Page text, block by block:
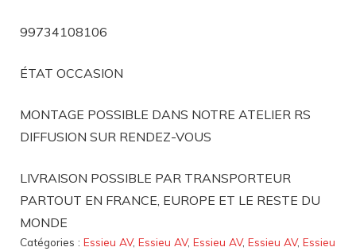
99734108106
ÉTAT OCCASION
MONTAGE POSSIBLE DANS NOTRE ATELIER RS
DIFFUSION SUR RENDEZ-VOUS
LIVRAISON POSSIBLE PAR TRANSPORTEUR
PARTOUT EN FRANCE, EUROPE ET LE RESTE DU
MONDE
Catégories : Essieu AV, Essieu AV, Essieu AV, Essieu AV, Essieu